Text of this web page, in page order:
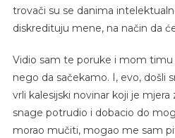
trovači su se danima
diskredituju mene, na način da
Vidio sam te poruke i mom timu
nego da sačekamo. I, evo, došli
vrli kalesijski novinar koji je mjera
snage potrudio i dobacio do
morao mučiti, mogao me sam